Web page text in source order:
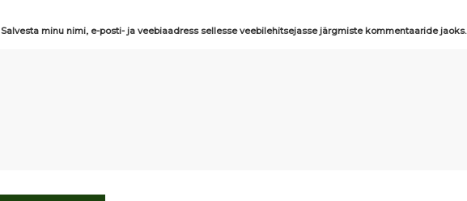
Salvesta minu nimi, e-posti- ja veebiaadress sellesse veebilehitsejasse järgmiste kommentaaride jaoks.